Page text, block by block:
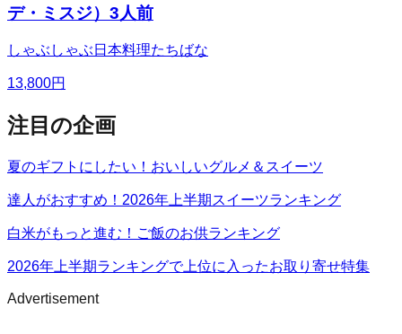
デ・ミスジ）3人前
しゃぶしゃぶ日本料理たちばな
13,800円
注目の企画
夏のギフトにしたい！おいしいグルメ＆スイーツ
達人がおすすめ！2026年上半期スイーツランキング
白米がもっと進む！ご飯のお供ランキング
2026年上半期ランキングで上位に入ったお取り寄せ特集
Advertisement